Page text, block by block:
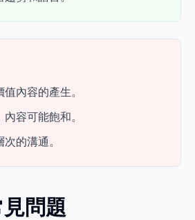
內容的產生。
容可能飽和。
的溝通。
問題